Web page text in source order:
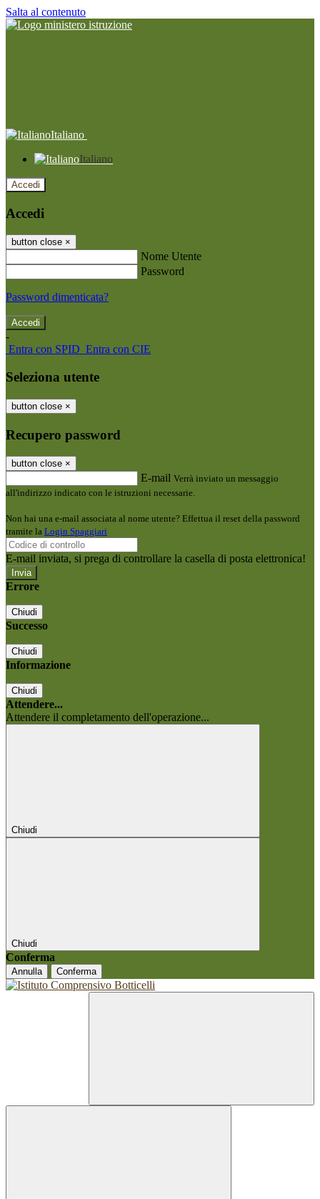
Salta al contenuto
Italiano
Italiano
Accedi
Accedi
button close ×
Nome Utente
Password
Password dimenticata?
-
Entra con SPID Entra con CIE
Seleziona utente
button close ×
Recupero password
button close ×
E-mail Verrà inviato un messaggio
all'indirizzo indicato con le istruzioni necessarie.
Non hai una e-mail associata al nome utente? Effettua il reset della password
tramite la Login Spaggiari
E-mail inviata, si prega di controllare la casella di posta elettronica!
Errore
Chiudi
Successo
Chiudi
Informazione
Chiudi
Attendere...
Attendere il completamento dell'operazione...
Chiudi
Chiudi
Conferma
Annulla Conferma